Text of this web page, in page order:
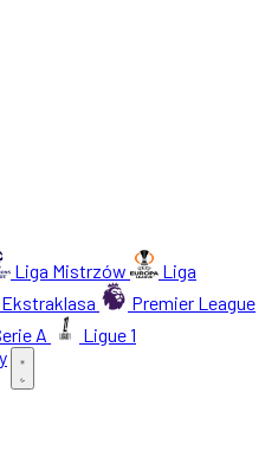
Liga Mistrzów
Liga
Ekstraklasa
Premier League
A
Ligue 1